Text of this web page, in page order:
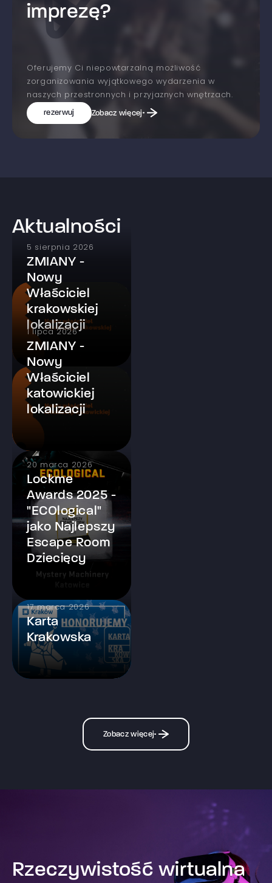
imprezę?
Oferujemy Ci niepowtarzalną możliwość
zorganizowania wyjątkowego wydarzenia w
naszych przestronnych i przyjaznych wnętrzach.
rezerwuj Zobacz więcej
Aktualności
5 sierpnia 2026
ZMIANY -
Nowy
Właściciel
krakowskiej
lokalizacji
1 lipca 2026
ZMIANY -
Nowy
Właściciel
katowickiej
lokalizacji
20 marca 2026
Lockme
Awards 2025 -
"ECOlogical"
jako Najlepszy
Escape Room
Dziecięcy
17 marca 2026
Karta
Krakowska
Zobacz więcej
Rzeczywistość wirtualna